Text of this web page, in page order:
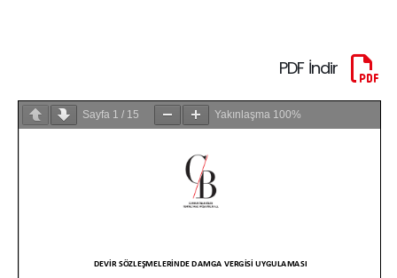
PDF İndir
Sayfa 1 / 15 Yakınlaşma 100%